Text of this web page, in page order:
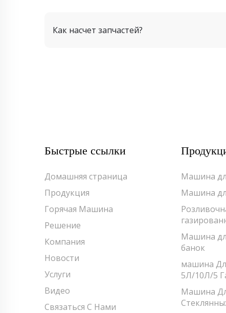
Как насчет запчастей?
Быстрые ссылки
Домашняя страница
Продукция
Горячая Машина
Решение
Компания
Новости
Услуги
Видео
Связаться С Нами
Машина
Машина
Машина
банок
машина
5Л/10Л/5
Машина